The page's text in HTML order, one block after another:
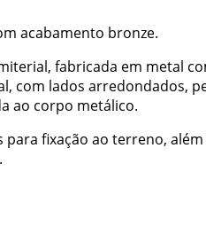
acabamento bronze.
fabricada em metal
com lados arredondados,
ao corpo metálico.
fixação ao terreno,